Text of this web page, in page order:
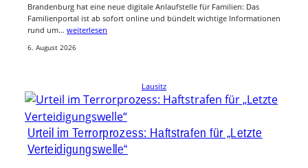
Brandenburg hat eine neue digitale Anlaufstelle für Familien: Das
Familienportal ist ab sofort online und bündelt wichtige Informationen
rund um… weiterlesen
6. August 2026
Lausitz
Urteil im Terrorprozess: Haftstrafen für „Letzte
Verteidigungswelle“